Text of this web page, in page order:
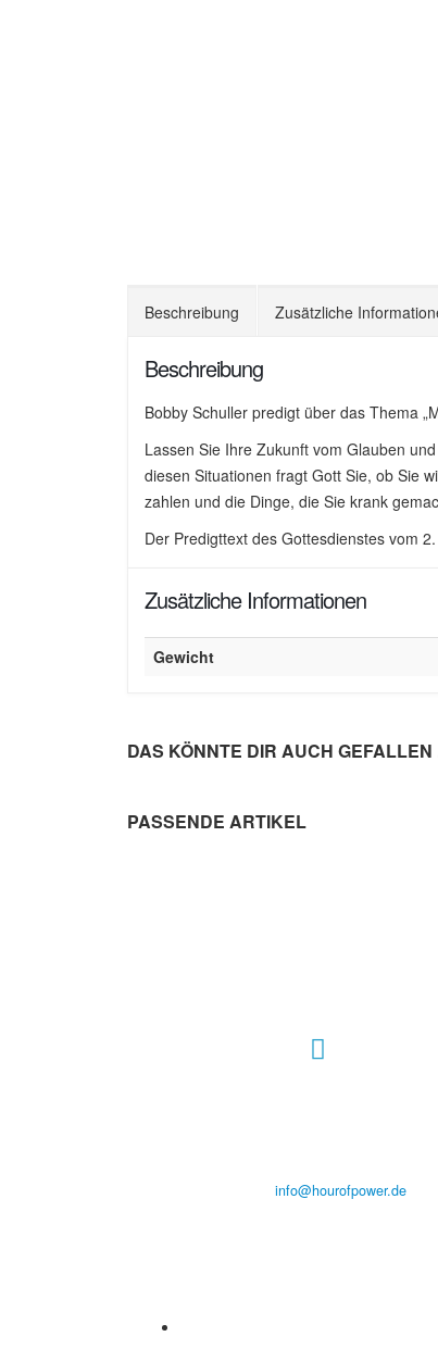
Beschreibung Zusätzliche
Beschreibung
Bobby Schuller predigt über das Thema
Lassen Sie Ihre Zukunft vom Glauben
diesen Situationen fragt Gott Sie, ob Sie
zahlen und die Dinge, die Sie krank
Der Predigttext des Gottesdienstes vom
Zusätzliche Informationen
Gewicht
DAS KÖNNTE DIR AUCH
PASSENDE ARTIKEL
info@hourofpower.de